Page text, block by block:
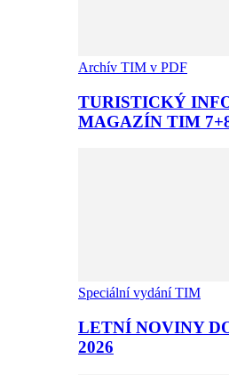
Archív TIM v PDF
TURISTICKÝ
MAGAZÍN TIM
Speciální vydání TIM
LETNÍ NOVINY
2026